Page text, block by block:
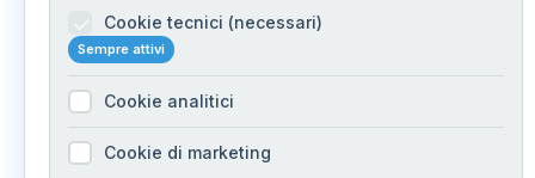
Cookie tecnici (necessari)
Sempre attivi
Cookie analitici
Cookie di marketing